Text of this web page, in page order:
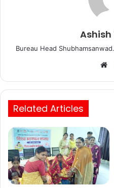
Bureau Head
Related Articles